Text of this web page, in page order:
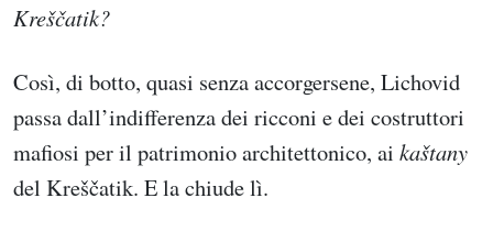
Kreščatik?
Così, di botto, quasi senza accorgersene, Lichovid
passa dall’indifferenza dei ricconi e dei costruttori
mafiosi per il patrimonio architettonico, ai kaštany
del Kreščatik. E la chiude lì.